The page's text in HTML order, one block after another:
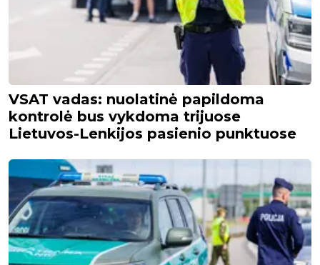
VSAT vadas: nuolatinė papildoma
kontrolė bus vykdoma trijuose
Lietuvos-Lenkijos pasienio punktuose